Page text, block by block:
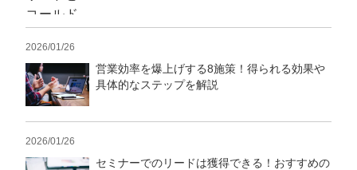
2026/01/26
営業効率を爆上げする8施策！得られる効果や
具体的なステップを解説
2026/01/26
セミナーでのリードは獲得できる！おすすめの